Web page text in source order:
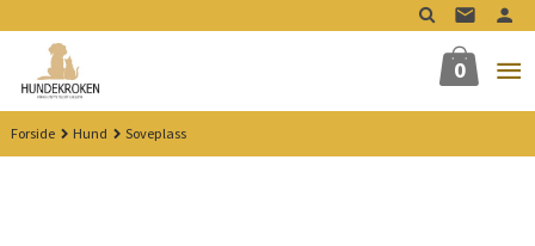
til
innholdet
0
Forside Hund Soveplass